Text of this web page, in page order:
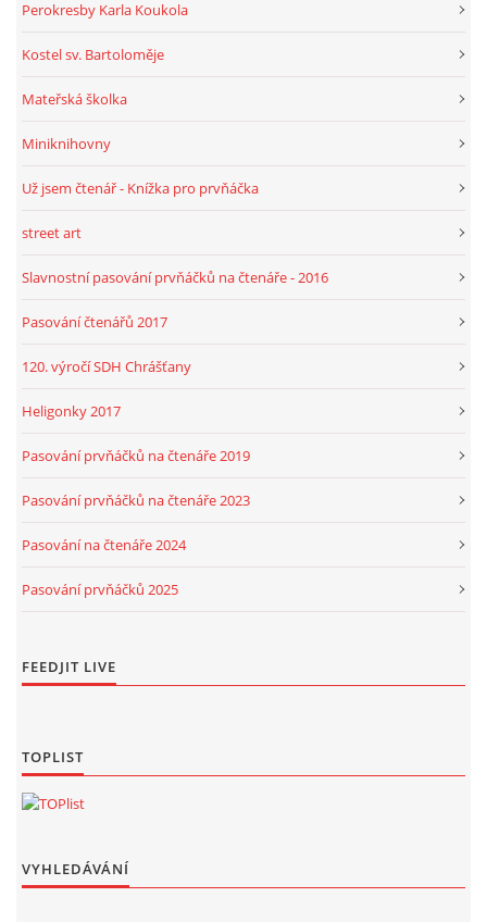
Perokresby Karla Koukola
Kostel sv. Bartoloměje
Mateřská školka
Miniknihovny
Už jsem čtenář - Knížka pro prvňáčka
street art
Slavnostní pasování prvňáčků na čtenáře - 2016
Pasování čtenářů 2017
120. výročí SDH Chrášťany
Heligonky 2017
Pasování prvňáčků na čtenáře 2019
Pasování prvňáčků na čtenáře 2023
Pasování na čtenáře 2024
Pasování prvňáčků 2025
FEEDJIT LIVE
TOPLIST
VYHLEDÁVÁNÍ